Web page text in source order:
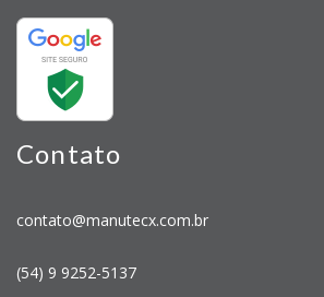
Contato
contato@manutecx.com.br
(54) 9 9252-5137